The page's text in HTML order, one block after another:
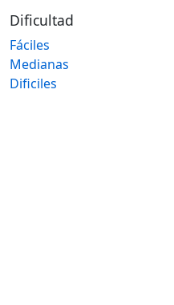
Dificultad
Fáciles
Medianas
Dificiles